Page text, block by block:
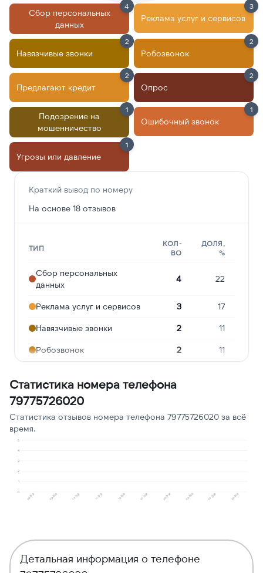
Сбор персональных
данных
4
Реклама услуг и сервисов
3
Навязчивые звонки
2
Робозвонок
2
Предлагают кредит
2
Опрос
2
Подозрение на
мошенничество
1
Ошибочный звонок
1
Угрозы или давление
1
Краткий вывод по номеру
На основе 18 отзывов
ТИП
КОЛ-
ВО
ДОЛЯ,
%
Сбор персональных
данных
4 22
Реклама услуг и сервисов 3 17
Навязчивые звонки 2 11
Робозвонок 2 11
Подозрение на
1 6
Статистика номера телефона
79775726020
Статистика отзывов номера телефона 79775726020 за всё
время.
0
1
2
3
4
5
08.2025 09.2025 10.2025 11.2025 12.2025 01.2026 02.2026 03.2026 04.2026 05.2026
Детальная информация о телефоне